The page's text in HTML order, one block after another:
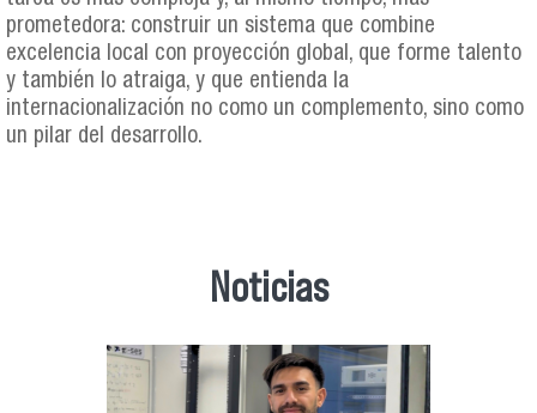
prometedora: construir un sistema que combine
excelencia local con proyección global, que forme talento
y también lo atraiga, y que entienda la
internacionalización no como un complemento, sino como
un pilar del desarrollo.
Noticias